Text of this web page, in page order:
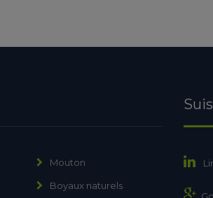
Mouton
Boyaux naturels